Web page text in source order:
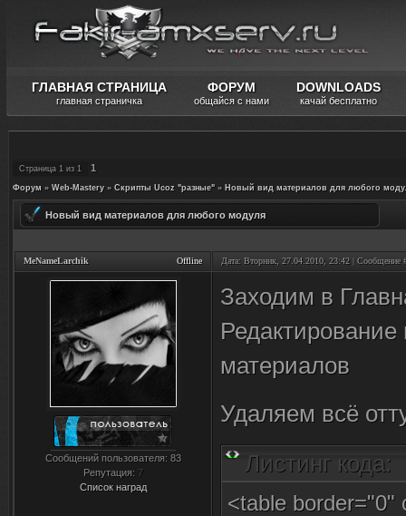
ГЛАВНАЯ СТРАНИЦА
главная страничка
ФОРУМ
общайся с нами
DOWNLOADS
качай бесплатно
Страница 1 из 1 1
Форум » Web-Mastery » Скрипты Ucoz "разные" » Новый вид материалов для любого
Новый вид материалов для любого модуля
MeNameLarchik Offline Дата: Вторник, 27.04.2010, 23:42 | Сообщение
Сообщений пользователя: 83
Репутация: 7
Список наград
Заходим в
материалов
Удаляем всё
Листинг кода:
<table border="0"